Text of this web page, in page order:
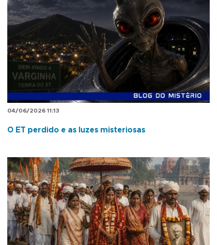
04/06/2026 11:13
O ET perdido e as luzes misteriosas